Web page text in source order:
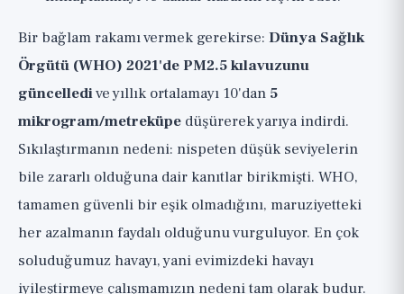
Bir bağlam rakamı vermek gerekirse: Dünya Sağlık
Örgütü (WHO) 2021'de PM2.5 kılavuzunu
güncelledive yıllık ortalamayı 10'dan 5
mikrogram/metreküpe düşürerek yarıya indirdi.
Sıkılaştırmanın nedeni: nispeten düşük seviyelerin
bile zararlı olduğuna dair kanıtlar birikmişti. WHO,
tamamen güvenli bir eşik olmadığını, maruziyetteki
her azalmanın faydalı olduğunu vurguluyor. En çok
soluduğumuz havayı, yani evimizdeki havayı
iyileştirmeye çalışmamızın nedeni tam olarak budur.